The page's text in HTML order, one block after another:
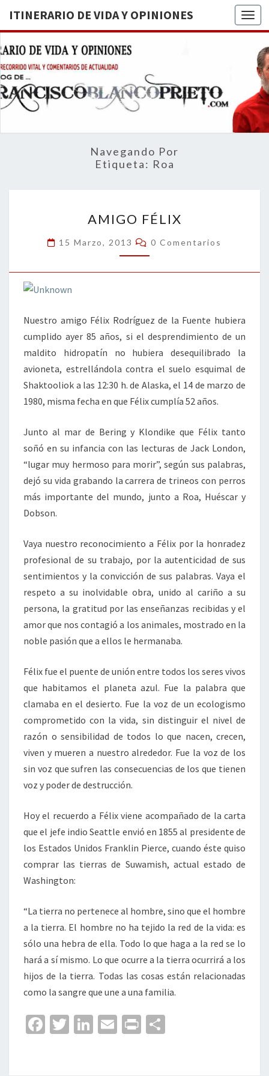
ITINERARIO DE VIDA Y OPINIONES
DE
BREVE
RECORRIDO
VITAL Y
ACTUALIDAD
Navegando Por
Etiqueta: Roa
FÉLIX
AMIGO FÉLIX
15 Marzo, 2013 Comentarios
0 Comentarios
Nuestro amigo Félix Rodríguez de la Fuente hubiera
cumplido ayer 85 años, si el desprendimiento de un
maldito hidropatín no hubiera desequilibrado la
avioneta, estrellándola contra el suelo esquimal de
Shaktooliok a las 12:30 h. de Alaska, el 14 de marzo de
1980, misma fecha en que Félix cumplía 52 años.
Junto al mar de Bering y Klondike que Félix tanto
soñó en su infancia con las lecturas de Jack London,
“lugar muy hermoso para morir”, según sus palabras,
dejó su vida grabando la carrera de trineos con perros
más importante del mundo, junto a Roa, Huéscar y
Dobson.
Vaya nuestro reconocimiento a Félix por la honradez
profesional de su trabajo, por la autenticidad de sus
sentimientos y la convicción de sus palabras. Vaya el
respeto a su inolvidable obra, unido al cariño a su
persona, la gratitud por las enseñanzas recibidas y el
amor que nos contagió a los animales, mostrado en la
noble pasión que a ellos le hermanaba.
Félix fue el puente de unión entre todos los seres vivos
que habitamos el planeta azul. Fue la palabra que
clamaba en el desierto. Fue la voz de un ecologismo
comprometido con la vida, sin distinguir el nivel de
razón o sensibilidad de todos lo que nacen, crecen,
viven y mueren a nuestro alrededor. Fue la voz de los
sin voz que sufren las consecuencias de los que tienen
voz y poder de destrucción.
Hoy el recuerdo a Félix viene acompañado de la carta
que el jefe indio Seattle envió en 1855 al presidente de
los Estados Unidos Franklin Pierce, cuando éste quiso
comprar las tierras de Suwamish, actual estado de
Washington:
“La tierra no pertenece al hombre, sino que el hombre
a la tierra. El hombre no ha tejido la red de la vida: es
sólo una hebra de ella. Todo lo que haga a la red se lo
hará a sí mismo. Lo que ocurre a la tierra ocurrirá a los
hijos de la tierra. Todas las cosas están relacionadas
como la sangre que une a una familia.
Fa T
Li
E
Pr